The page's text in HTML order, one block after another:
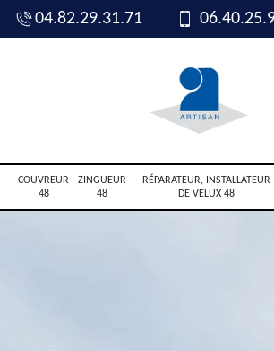
04.82.29.31.71
COUVREUR
48
ZINGUEUR
48
RÉPARATEUR, INSTALLATEUR
DE VELUX 48